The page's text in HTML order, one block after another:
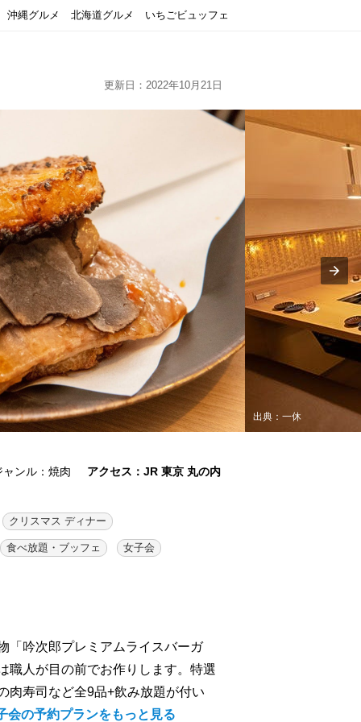
沖縄グルメ 北海道グルメ いちごビュッフェ
更新日：2022年10月21日
出典：一休
ャンル：焼肉 アクセス：JR 東京 丸の内
クリスマス ディナー
食べ放題・ブッフェ 女子会
「吟次郎プレミアムライスバーガ
職人が目の前でお作りします。特選
肉寿司など全9品+飲み放題が付い
会の予約プランをもっと見る